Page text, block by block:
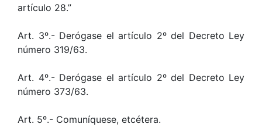
artículo 28.”
Art. 3º.- Derógase el artículo 2º del Decreto Ley
número 319/63.
Art. 4º.- Derógase el artículo 2º del Decreto Ley
número 373/63.
Art. 5º.- Comuníquese, etcétera.